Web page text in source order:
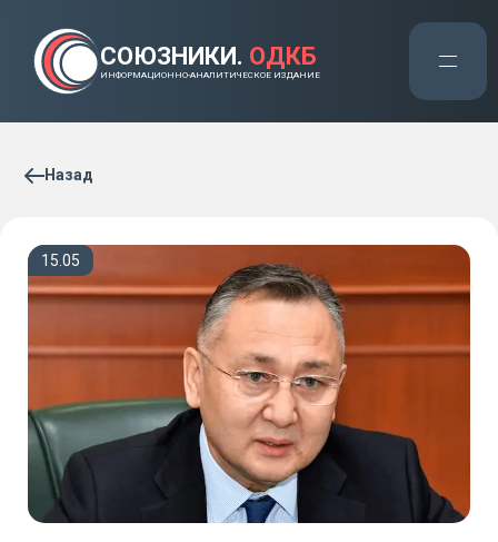
СОЮЗНИКИ. ОДКБ
ИНФОРМАЦИОННО-АНАЛИТИЧЕСКОЕ ИЗДАНИЕ
Назад
15.05